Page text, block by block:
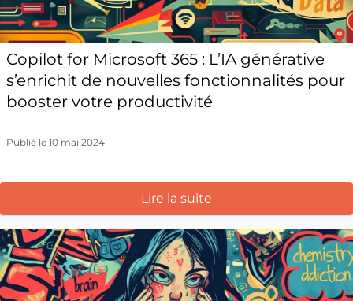
Copilot for Microsoft 365 : L’IA générative
s’enrichit de nouvelles fonctionnalités pour
booster votre productivité
Publié le 10 mai 2024
Lire la suite